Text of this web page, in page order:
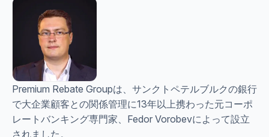
Premium Rebate Groupは、サンクトペテルブルクの銀行
で大企業顧客との関係管理に13年以上携わった元コーポ
レートバンキング専門家、Fedor Vorobevによって設立
されました。